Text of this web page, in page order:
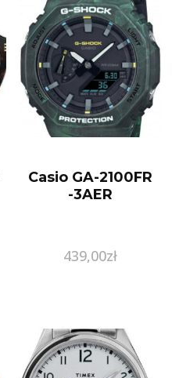
Casio GA-2100FR
-3AER
439,00zł